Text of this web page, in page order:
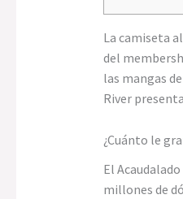
La camiseta
del
las mangas
River
¿Cuánto le
El
millones de